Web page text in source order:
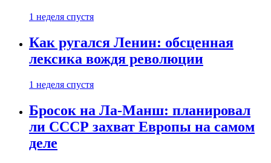
1 неделя спустя
Как ругался Ленин: обсценная
лексика вождя революции
1 неделя спустя
Бросок на Ла-Манш: планировал
ли СССР захват Европы на самом
деле